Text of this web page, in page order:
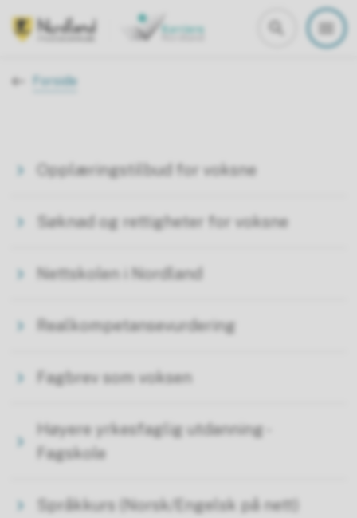
Du er her:
Forside
Opplæringstilbud for voksne
Søknad og rettigheter for voksne
Nettskolen i Nordland
Realkompetansevurdering
Fagbrev som voksen
Høyere yrkesfaglig utdanning -
Fagskole
Språkkurs (Norsk/Engelsk på nett)